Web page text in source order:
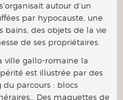
autour d’un
par hypocauste, une
bains, des objets de la vie
de ses propriétaires.
ville gallo-romaine la
est illustrée par des
parcours : blocs
Des maquettes de